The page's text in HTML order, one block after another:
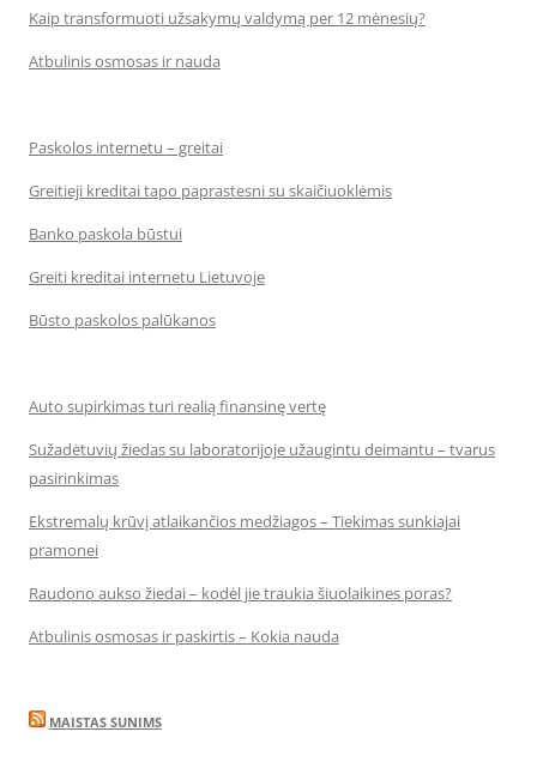
Kaip transformuoti užsakymų valdymą per 12 mėnesių?
Atbulinis osmosas ir nauda
Paskolos internetu – greitai
Greitieji kreditai tapo paprastesni su skaičiuoklėmis
Banko paskola būstui
Greiti kreditai internetu Lietuvoje
Būsto paskolos palūkanos
Auto supirkimas turi realią finansinę vertę
Sužadėtuvių žiedas su laboratorijoje užaugintu deimantu – tvarus
pasirinkimas
Ekstremalų krūvį atlaikančios medžiagos – Tiekimas sunkiajai
pramonei
Raudono aukso žiedai – kodėl jie traukia šiuolaikines poras?
Atbulinis osmosas ir paskirtis – Kokia nauda
MAISTAS SUNIMS